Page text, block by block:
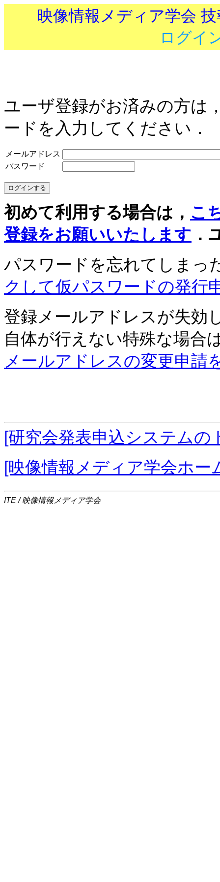
映像情報メディア学会
ログイ
ユーザ登録がお済みの方は
ードを入力してください．
メールアドレス
パスワード
初めて利用する場合は， こ
登録をお願いいたします ．
パスワードを忘れてしまっ
クして仮パスワードの発行
登録メールアドレスが失効
自体が行えない特殊な場合
メールアドレスの変更申請
[研究会発表申込システム
[映像情報メディア学会ホー
ITE / 映像情報メディア学会